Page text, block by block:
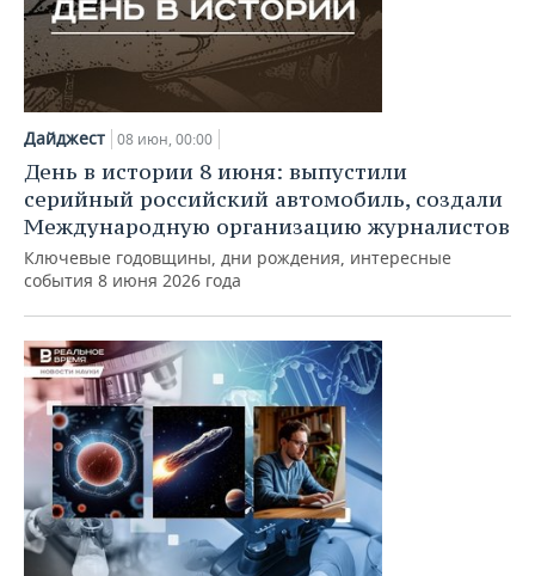
Дайджест 08 июн, 00:00
День в истории 8 июня: выпустили
серийный российский автомобиль, создали
Международную организацию журналистов
Ключевые годовщины, дни рождения, интересные
события 8 июня 2026 года